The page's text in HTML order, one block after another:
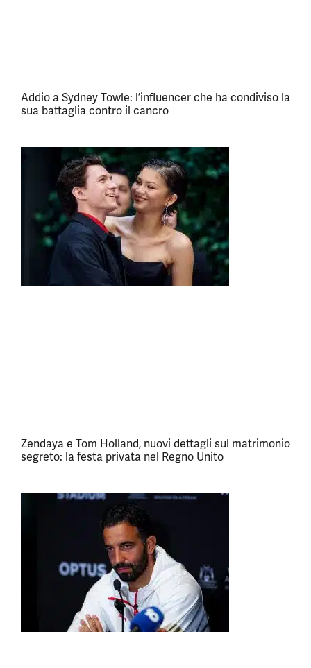
Addio a Sydney Towle: l’influencer che ha condiviso la
sua battaglia contro il cancro
Zendaya e Tom Holland, nuovi dettagli sul matrimonio
segreto: la festa privata nel Regno Unito